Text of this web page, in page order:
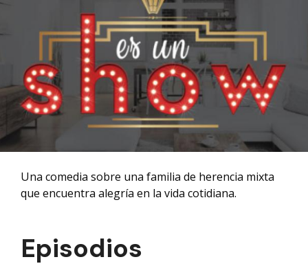
Una comedia sobre una familia de herencia mixta
que encuentra alegría en la vida cotidiana.
Episodios